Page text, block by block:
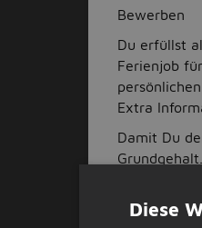
Bewerben
Du erfüllst
Ferienjob
Extra
Damit Du
von ca.
Diese